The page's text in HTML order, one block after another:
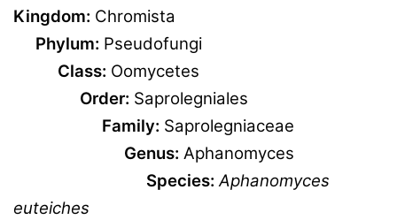
Kingdom: Chromista
Phylum: Pseudofungi
Class: Oomycetes
Order: Saprolegniales
Family: Saprolegniaceae
Genus: Aphanomyces
Species: Aphanomyces
euteiches